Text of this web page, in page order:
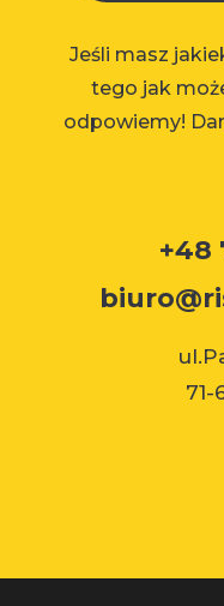
Jeśli masz
tego jak
odpowiemy!
+48
71-